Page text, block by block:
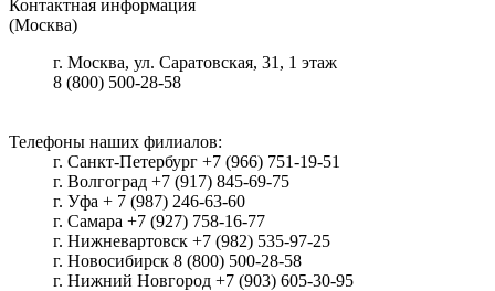
Контактная информация
(Москва)
г. Москва, ул. Саратовская, 31, 1 этаж
8 (800) 500-28-58
Телефоны наших филиалов:
г. Санкт-Петербург +7 (966) 751-19-51
г. Волгоград +7 (917) 845-69-75
г. Уфа + 7 (987) 246-63-60
г. Самара +7 (927) 758-16-77
г. Нижневартовск +7 (982) 535-97-25
г. Новосибирск 8 (800) 500-28-58
г. Нижний Новгород +7 (903) 605-30-95